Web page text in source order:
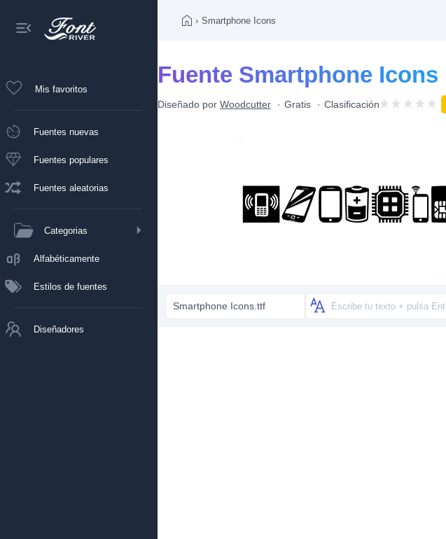
Mis favoritos
Fuentes nuevas
Fuentes populares
Fuentes aleatorias
Categorias
Alfabéticamente
Estilos de fuentes
Diseñadores
› Smartphone Icons
Fuente Smartphone Icons
Diseñado por Woodcutter Gratis Clasificación
Smartphone Icons.ttf